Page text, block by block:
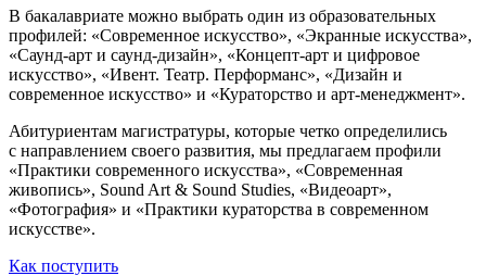
В бакалавриате можно выбрать один из образовательных
профилей: «Современное искусство», «Экранные искусства»,
«Саунд-арт и саунд-дизайн», «Концепт-арт и цифровое
искусство», «Ивент. Театр. Перформанс», «Дизайн и
современное искусство» и «Кураторство и арт-менеджмент».
Абитуриентам магистратуры, которые четко определились
с направлением своего развития, мы предлагаем профили
«Практики современного искусства», «Современная
живопись», Sound Art & Sound Studies, «Видеоарт»,
«Фотография» и «Практики кураторства в современном
искусстве».
Как поступить